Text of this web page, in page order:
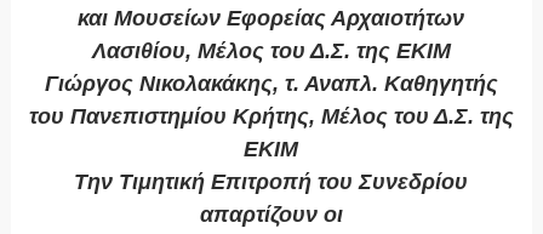
και Μουσείων Εφορείας Αρχαιοτήτων
Λασιθίου, Μέλος του Δ.Σ. της ΕΚΙΜ
Γιώργος Νικολακάκης, τ. Αναπλ. Καθηγητής
του Πανεπιστημίου Κρήτης, Μέλος του Δ.Σ. της
ΕΚΙΜ
Την Τιμητική Επιτροπή του Συνεδρίου
απαρτίζουν οι